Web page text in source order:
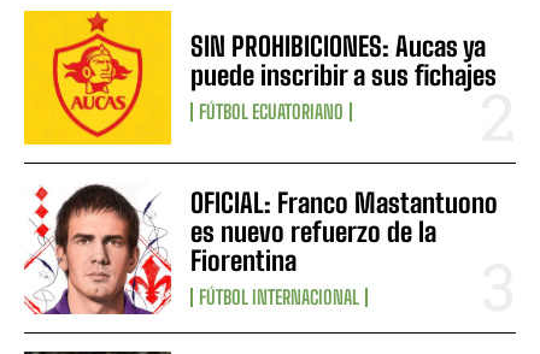
SIN PROHIBICIONES: Aucas ya
puede inscribir a sus fichajes
FÚTBOL ECUATORIANO
OFICIAL: Franco Mastantuono
es nuevo refuerzo de la
Fiorentina
FÚTBOL INTERNACIONAL